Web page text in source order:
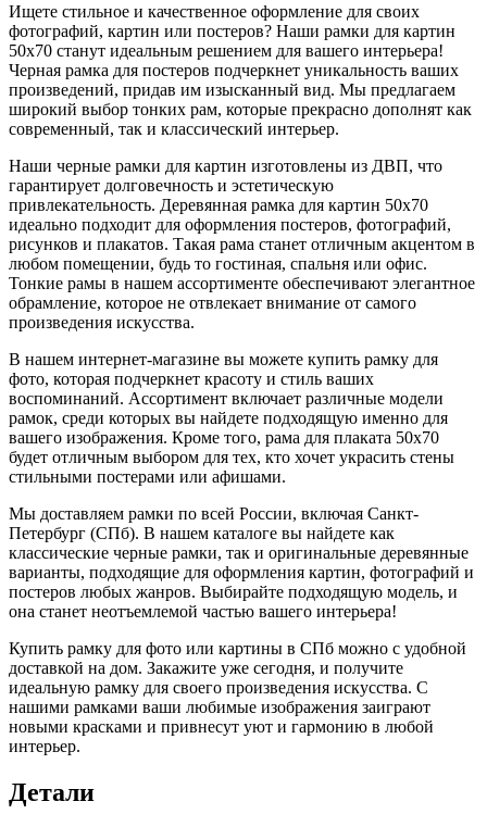
Ищете стильное и качественное оформление для своих
фотографий, картин или постеров? Наши рамки для картин
50х70 станут идеальным решением для вашего интерьера!
Черная рамка для постеров подчеркнет уникальность ваших
произведений, придав им изысканный вид. Мы предлагаем
широкий выбор тонких рам, которые прекрасно дополнят как
современный, так и классический интерьер.
Наши черные рамки для картин изготовлены из ДВП, что
гарантирует долговечность и эстетическую
привлекательность. Деревянная рамка для картин 50х70
идеально подходит для оформления постеров, фотографий,
рисунков и плакатов. Такая рама станет отличным акцентом в
любом помещении, будь то гостиная, спальня или офис.
Тонкие рамы в нашем ассортименте обеспечивают элегантное
обрамление, которое не отвлекает внимание от самого
произведения искусства.
В нашем интернет-магазине вы можете купить рамку для
фото, которая подчеркнет красоту и стиль ваших
воспоминаний. Ассортимент включает различные модели
рамок, среди которых вы найдете подходящую именно для
вашего изображения. Кроме того, рама для плаката 50х70
будет отличным выбором для тех, кто хочет украсить стены
стильными постерами или афишами.
Мы доставляем рамки по всей России, включая Санкт-
Петербург (СПб). В нашем каталоге вы найдете как
классические черные рамки, так и оригинальные деревянные
варианты, подходящие для оформления картин, фотографий и
постеров любых жанров. Выбирайте подходящую модель, и
она станет неотъемлемой частью вашего интерьера!
Купить рамку для фото или картины в СПб можно с удобной
доставкой на дом. Закажите уже сегодня, и получите
идеальную рамку для своего произведения искусства. С
нашими рамками ваши любимые изображения заиграют
новыми красками и привнесут уют и гармонию в любой
интерьер.
Детали